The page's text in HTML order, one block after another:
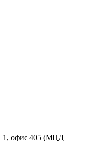
1, офис 405 (МЦД